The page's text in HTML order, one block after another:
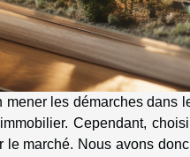
mener les démarches dans
Cependant,
le marché. Nous avons